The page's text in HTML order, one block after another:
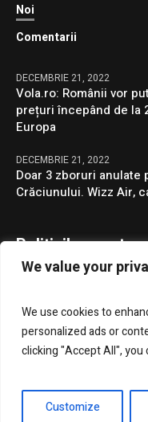
We value your
We use cookies to
personalized ads or
clicking "Accept All",
Customize
Noi
Comentarii
DECEMBRIE 21, 2022
Vola.ro: Românii vor
prețuri începând de la
Europa
DECEMBRIE 21, 2022
Doar 3 zboruri anulate
Crăciunului. Wizz Air,
Politicile noastre
GDPR
Presa Clujenilor ©